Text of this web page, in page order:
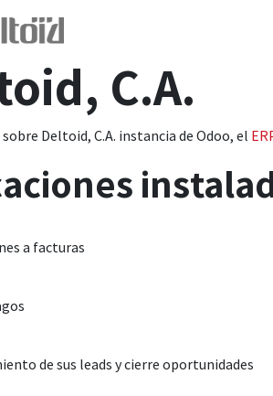
C.A.
Deltoid, C.A. instancia de Odoo, el
a facturas
de sus leads y cierre oportunidades